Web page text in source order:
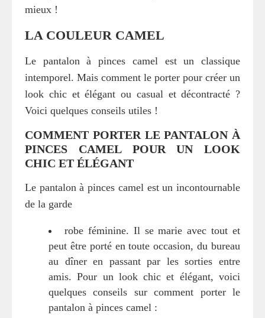
mieux !
LA COULEUR CAMEL
Le pantalon à pinces camel est un classique
intemporel. Mais comment le porter pour créer un
look chic et élégant ou casual et décontracté ?
Voici quelques conseils utiles !
COMMENT PORTER LE PANTALON À
PINCES CAMEL POUR UN LOOK
CHIC ET ÉLÉGANT
Le pantalon à pinces camel est un incontournable
de la garde
robe féminine. Il se marie avec tout et
peut être porté en toute occasion, du bureau
au dîner en passant par les sorties entre
amis. Pour un look chic et élégant, voici
quelques conseils sur comment porter le
pantalon à pinces camel :